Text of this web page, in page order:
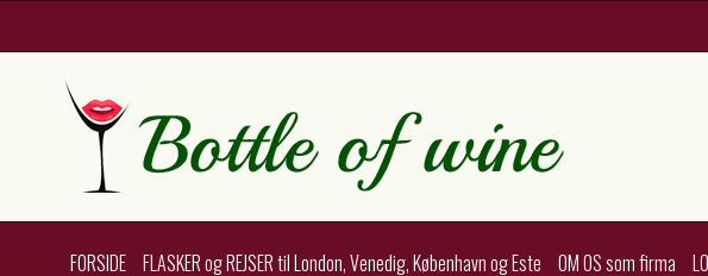
FORSIDE FLASKER og REJSER til London, Venedig, København og Este OM OS som firma